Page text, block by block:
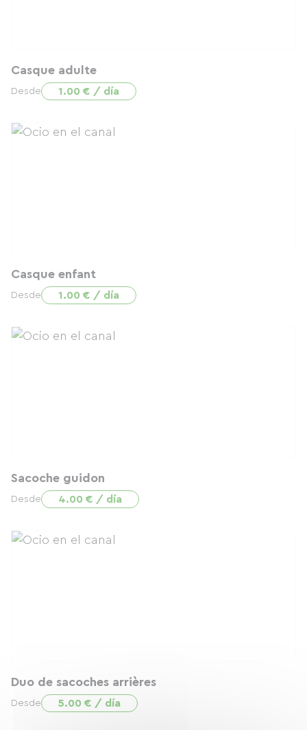
Casque adulte
Desde 1.00 € / día
Casque enfant
Desde 1.00 € / día
Sacoche guidon
Desde 4.00 € / día
Duo de sacoches arrières
Desde 5.00 € / día